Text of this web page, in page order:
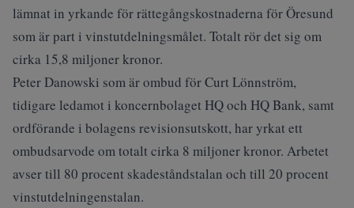
lämnat in yrkande för rättegångskostnaderna för Öresund
som är part i vinstutdelningsmålet. Totalt rör det sig om
cirka 15,8 miljoner kronor.
Peter Danowski som är ombud för Curt Lönnström,
tidigare ledamot i koncernbolaget HQ och HQ Bank, samt
ordförande i bolagens revisionsutskott, har yrkat ett
ombudsarvode om totalt cirka 8 miljoner kronor. Arbetet
avser till 80 procent skadeståndstalan och till 20 procent
vinstutdelningenstalan.